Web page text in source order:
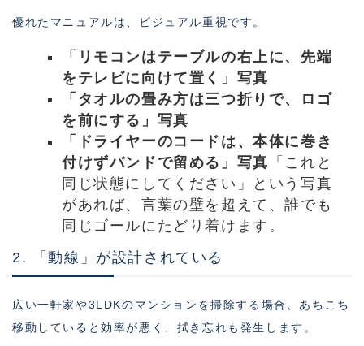
優れたマニュアルは、ビジュアル重視です。
「リモコンはテーブルの右上に、先端
をテレビに向けて置く」写真
「タオルの畳み方は三つ折りで、ロゴ
を前にする」写真
「ドライヤーのコードは、本体に巻き
付けずバンドで留める」写真 「これと
同じ状態にしてください」という写真
があれば、言葉の壁を超えて、誰でも
同じゴールにたどり着けます。
2. 「動線」が設計されている
広い一軒家や3LDKのマンションを掃除する場合、あちこち
移動していると効率が悪く、拭き忘れも発生します。